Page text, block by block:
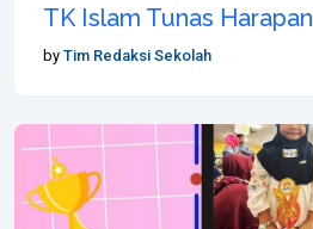
TK Islam Tunas Harapan
by Tim Redaksi Sekolah